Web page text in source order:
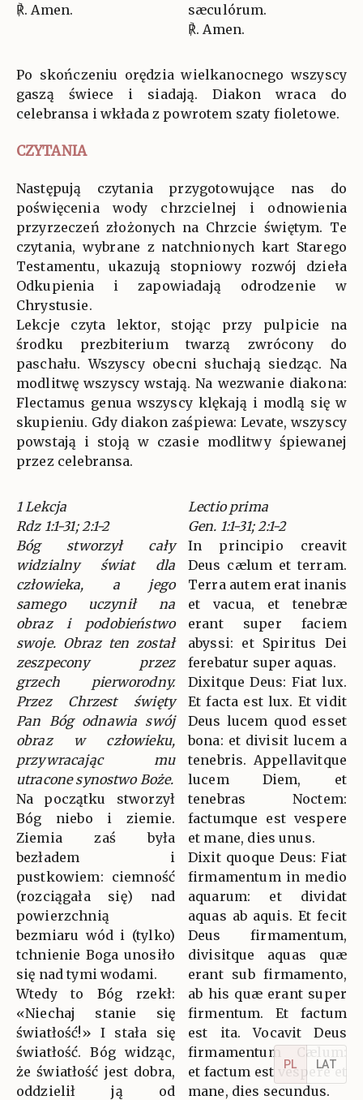
℟. Amen.
sæculórum.
℟. Amen.
Po skończeniu orędzia wielkanocnego wszyscy
gaszą świece i siadają. Diakon wraca do
celebransa i wkłada z powrotem szaty fioletowe.
CZYTANIA
Następują czytania przygotowujące nas do
poświęcenia wody chrzcielnej i odnowienia
przyrzeczeń złożonych na Chrzcie świętym. Te
czytania, wybrane z natchnionych kart Starego
Testamentu, ukazują stopniowy rozwój dzieła
Odkupienia i zapowiadają odrodzenie w
Chrystusie.
Lekcje czyta lektor, stojąc przy pulpicie na
środku prezbiterium twarzą zwrócony do
paschału. Wszyscy obecni słuchają siedząc. Na
modlitwę wszyscy wstają. Na wezwanie diakona:
Flectamus genua wszyscy klękają i modlą się w
skupieniu. Gdy diakon zaśpiewa: Levate, wszyscy
powstają i stoją w czasie modlitwy śpiewanej
przez celebransa.
1 Lekcja
Rdz 1:1-31; 2:1-2
Bóg stworzył cały
widzialny świat dla
człowieka, a jego
samego uczynił na
obraz i podobieństwo
swoje. Obraz ten został
zeszpecony przez
grzech pierworodny.
Przez Chrzest święty
Pan Bóg odnawia swój
obraz w człowieku,
przywracając mu
utracone synostwo Boże.
Na początku stworzył
Bóg niebo i ziemie.
Ziemia zaś była
bezładem i
pustkowiem: ciemność
(rozciągała się) nad
powierzchnią
bezmiaru wód i (tylko)
tchnienie Boga unosiło
się nad tymi wodami.
Wtedy to Bóg rzekł:
«Niechaj stanie się
światłość!» I stała się
światłość. Bóg widząc,
że światłość jest dobra,
oddzielił ją od
Lectio prima
Gen. 1:1-31; 2:1-2
In principio creavit
Deus cælum et terram.
Terra autem erat inanis
et vacua, et tenebræ
erant super faciem
abyssi: et Spiritus Dei
ferebatur super aquas.
Dixitque Deus: Fiat lux.
Et facta est lux. Et vidit
Deus lucem quod esset
bona: et divisit lucem a
tenebris. Appellavitque
lucem Diem, et
tenebras Noctem:
factumque est vespere
et mane, dies unus.
Dixit quoque Deus: Fiat
firmamentum in medio
aquarum: et dividat
aquas ab aquis. Et fecit
Deus firmamentum,
divisitque aquas quæ
erant sub firmamento,
ab his quæ erant super
firmentum. Et factum
est ita. Vocavit Deus
firmamentum Cælum:
et factum est vespere et
mane, dies secundus.
PL LAT